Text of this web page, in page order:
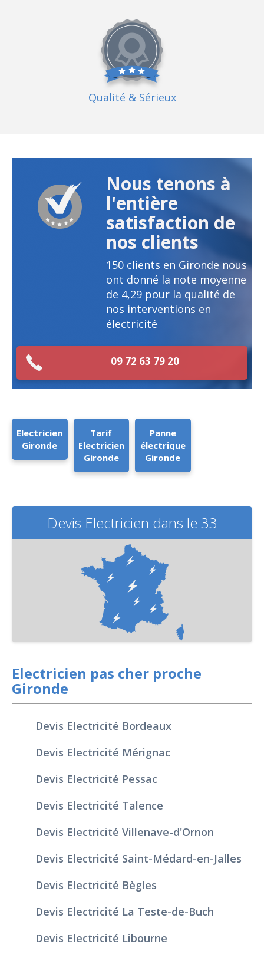
Qualité & Sérieux
Nous tenons à
l'entière
satisfaction de
nos clients
150 clients en Gironde nous
ont donné la note moyenne
de 4,29 pour la qualité de
nos interventions en
électricité
09 72 63 79 20
Electricien
Gironde
Tarif
Electricien
Gironde
Panne
électrique
Gironde
Devis Electricien dans le 33
Electricien pas cher proche
Gironde
Devis Electricité Bordeaux
Devis Electricité Mérignac
Devis Electricité Pessac
Devis Electricité Talence
Devis Electricité Villenave-d'Ornon
Devis Electricité Saint-Médard-en-Jalles
Devis Electricité Bègles
Devis Electricité La Teste-de-Buch
Devis Electricité Libourne